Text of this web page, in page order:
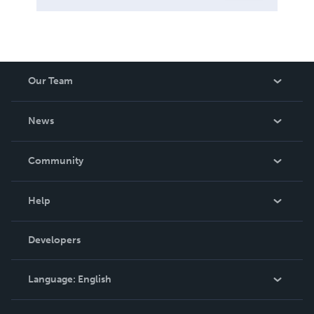
Our Team
News
In The News
Community
Podcast
Help
Order Lookup
Knowledge Base
Contact Support
Developers
Language: English